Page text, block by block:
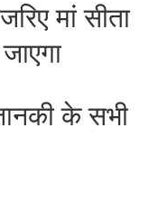
मां सीता
के सभी
NEWS
को भारत
ब्रिक्स सम्मेलन में
बढ़ाने पर सहमति